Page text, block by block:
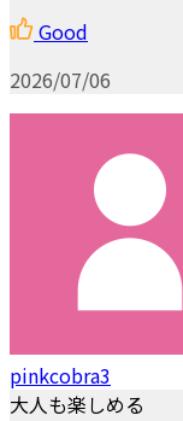
Good
2026/07/06
pinkcobra3
大人も楽しめる